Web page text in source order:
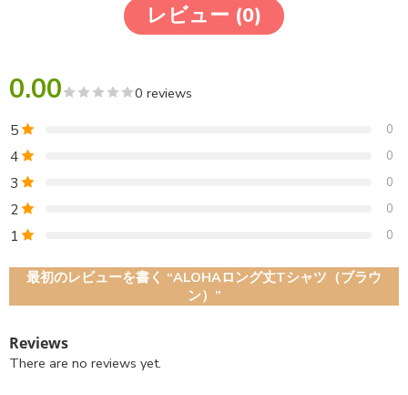
レビュー (0)
0.00 0 reviews
5 0
4 0
3 0
2 0
1 0
最初のレビューを書く “ALOHAロング丈Tシャツ（ブラウ
ン）”
Reviews
There are no reviews yet.